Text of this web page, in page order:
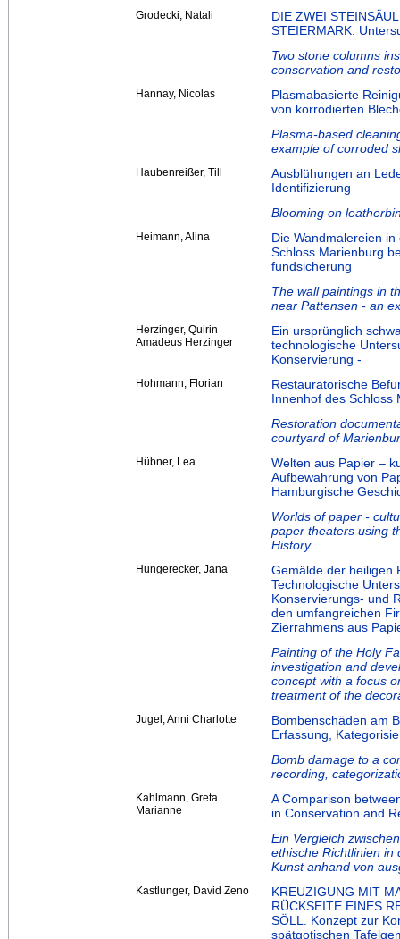
Grodecki, Natali
DIE ZWEI
STEIERMARK.
Two stone columns
conservation and
Hannay, Nicolas
Plasmabasierte
von korrodierten
Plasma-based
example of corroded
Haubenreißer, Till
Ausblühungen an
Identifizierung
Blooming on
Heimann, Alina
Die Wandmalereien
Schloss Marienburg
fundsicherung
The wall paintings in
near Pattensen - an
Herzinger, Quirin
Amadeus Herzinger
Ein ursprünglich
technologische
Konservierung -
Hohmann, Florian
Restauratorische
Innenhof des Schloss
Restoration
courtyard of
Hübner, Lea
Welten aus Papier –
Aufbewahrung von
Hamburgische
Worlds of paper -
paper theaters using
History
Hungerecker, Jana
Gemälde der heiligen
Technologische
Konservierungs- und
den umfangreichen
Zierrahmens aus
Painting of the Holy
investigation and
concept with a focus
treatment of the
Jugel, Anni Charlotte
Bombenschäden am
Erfassung,
Bomb damage to a
recording,
Kahlmann, Greta
Marianne
A Comparison
in Conservation and
Ein Vergleich
ethische Richtlinien in
Kunst anhand von
Kastlunger, David Zeno
KREUZIGUNG MIT
RÜCKSEITE EINES
SÖLL. Konzept zur
spätgotischen